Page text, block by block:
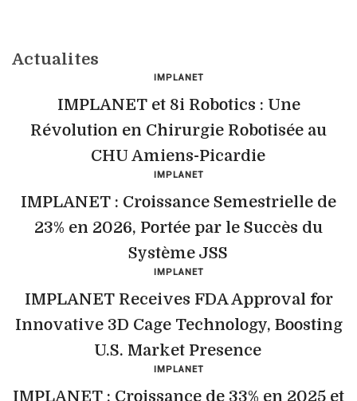
Actualites
IMPLANET
IMPLANET et 8i Robotics : Une
Révolution en Chirurgie Robotisée au
CHU Amiens-Picardie
IMPLANET
IMPLANET : Croissance Semestrielle de
23% en 2026, Portée par le Succès du
Système JSS
IMPLANET
IMPLANET Receives FDA Approval for
Innovative 3D Cage Technology, Boosting
U.S. Market Presence
IMPLANET
IMPLANET : Croissance de 33% en 2025 et